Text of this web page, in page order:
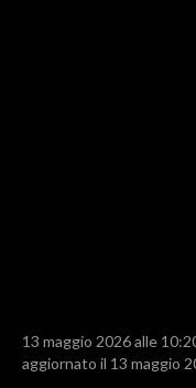
RISULTATI E CLASSIFICHE
13 maggio 2026 alle
aggiornato il 13 maggio